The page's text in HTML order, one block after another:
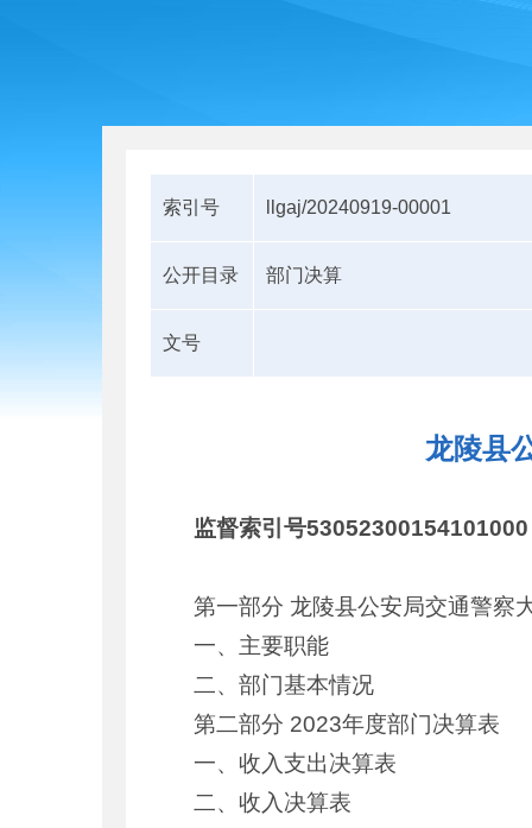
索引号 llgaj/20240919-00001
公开目录 部门决算
文号
龙陵县
监督索引号53052300154101000
第一部分 龙陵县公安局交通警察
一、主要职能
二、部门基本情况
第二部分 2023年度部门决算表
一、收入支出决算表
二、收入决算表